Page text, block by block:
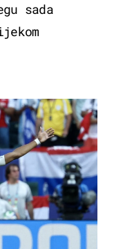
sada